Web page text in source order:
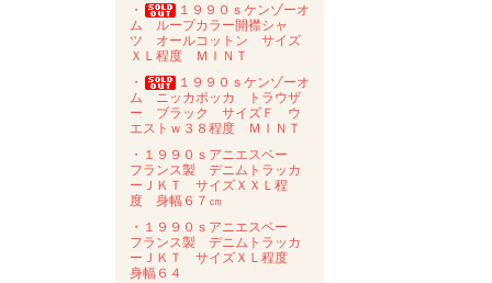
・
１９９０ｓケンゾーオ
ム ループカラー開襟シャ
ツ オールコットン サイズ
ＸＬ程度 ＭＩＮＴ
・
１９９０ｓケンゾーオ
ム ニッカポッカ トラウザ
ー ブラック サイズＦ ウ
エストｗ３８程度 ＭＩＮＴ
・１９９０ｓアニエスベー
フランス製 デニムトラッカ
ーＪＫＴ サイズＸＸＬ程
度 身幅６７㎝
・１９９０ｓアニエスベー
フランス製 デニムトラッカ
ーＪＫＴ サイズＸＬ程度
身幅６４